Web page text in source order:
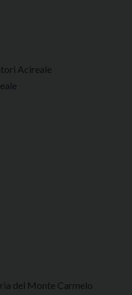
Acireale
del Monte Carmelo